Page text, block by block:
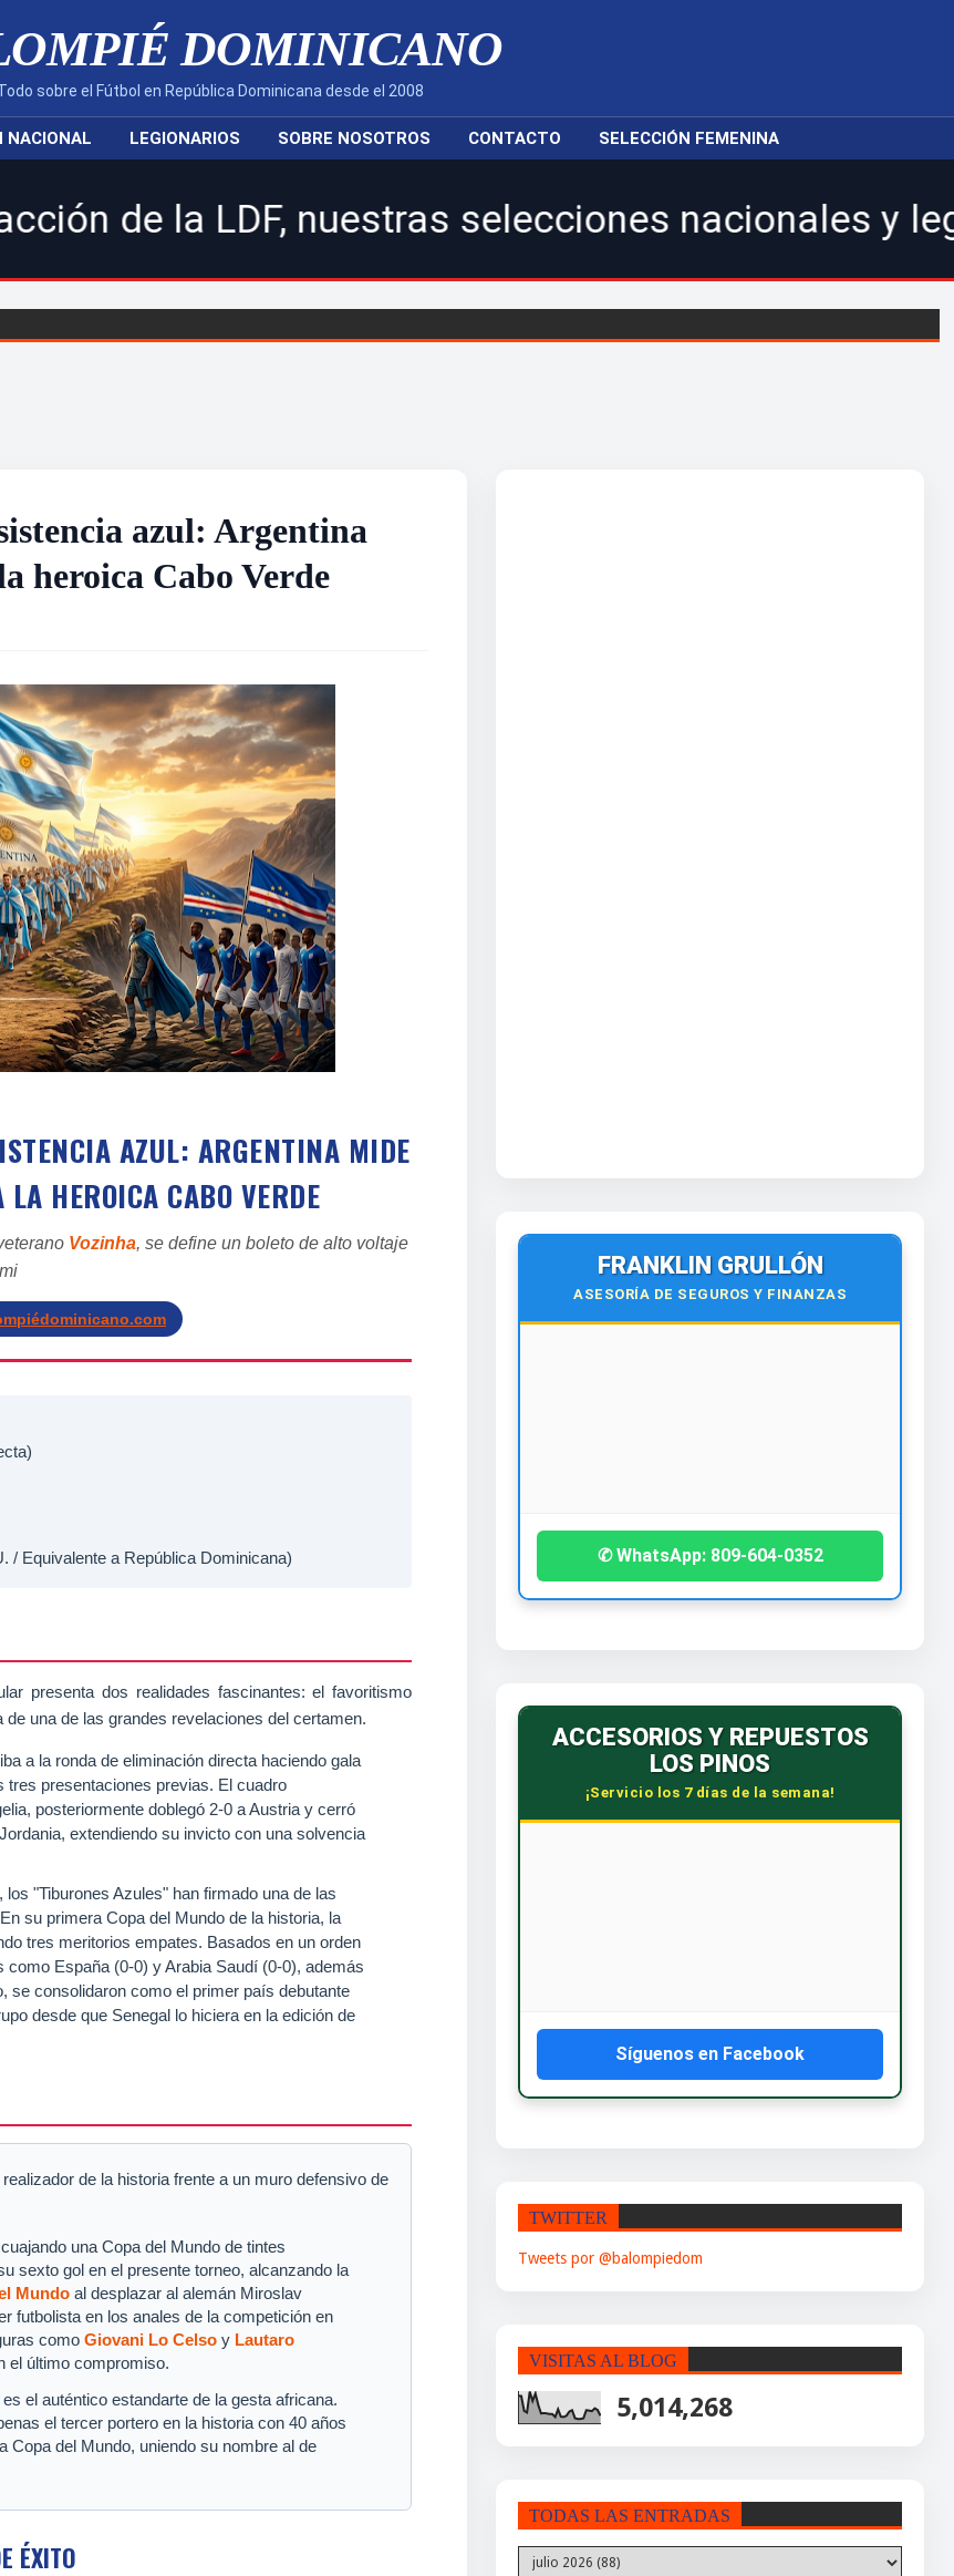
DOMINICANO
sobre el Fútbol en República Dominicana desde el 2008
NACIONAL LEGIONARIOS SOBRE NOSOTROS CONTACTO SELECCIÓN FEMENINA
selecciones nacionales y
azul: Argentina
heroica Cabo Verde
AZUL: ARGENTINA MIDE
HEROICA CABO VERDE
Vozinha, se define un boleto de alto voltaje
/ Equivalente a República Dominicana)
presenta dos realidades fascinantes: el favoritismo
una de las grandes revelaciones del certamen.
a la ronda de eliminación directa haciendo gala
tres presentaciones previas. El cuadro
posteriormente doblegó 2-0 a Austria y cerró
extendiendo su invicto con una solvencia
los "Tiburones Azules" han firmado una de las
su primera Copa del Mundo de la historia, la
tres meritorios empates. Basados en un orden
España (0-0) y Arabia Saudí (0-0), además
se consolidaron como el primer país debutante
desde que Senegal lo hiciera en la edición de
de la historia frente a un muro defensivo de
una Copa del Mundo de tintes
sexto gol en el presente torneo, alcanzando la
Mundoal desplazar al alemán Miroslav
futbolista en los anales de la competición en
como Giovani Lo Celsoy Lautaro
el último compromiso.
el auténtico estandarte de la gesta africana.
el tercer portero en la historia con 40 años
del Mundo, uniendo su nombre al de
ÉXITO
FRANKLIN GRULLÓN
ASESORÍA DE SEGUROS Y FINANZAS
✆ WhatsApp: 809-604-0352
ACCESORIOS Y REPUESTOS
LOS PINOS
¡Servicio los 7 días de la semana!
Síguenos en Facebook
TWITTER
Tweets por @balompiedom
VISITAS AL BLOG
5,014,268
TODAS LAS ENTRADAS